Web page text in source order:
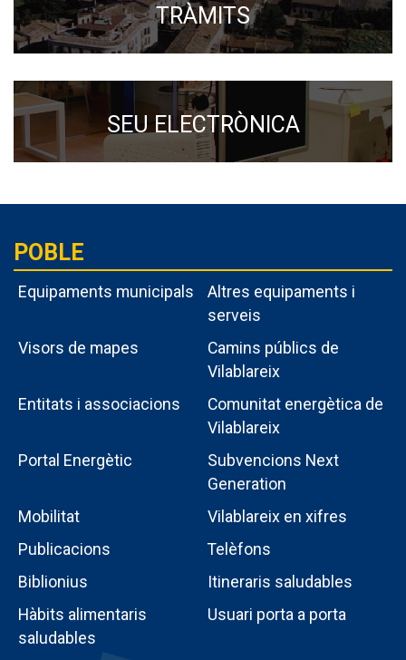
o
TRÀMITS
SEU ELECTRÒNICA
Menú
intern
poble
POBLE
Equipaments municipals
Altres equipaments i
serveis
Visors de mapes
Camins públics de
Vilablareix
Entitats i associacions
Comunitat energètica de
Vilablareix
Portal Energètic
Subvencions Next
Generation
Mobilitat
Vilablareix en xifres
Publicacions
Telèfons
Biblionius
Itineraris saludables
Hàbits alimentaris
saludables
Usuari porta a porta